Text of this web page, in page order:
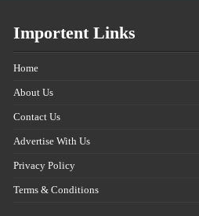
Importent Links
Home
About Us
Contact Us
Advertise With Us
Privacy Policy
Terms & Conditions